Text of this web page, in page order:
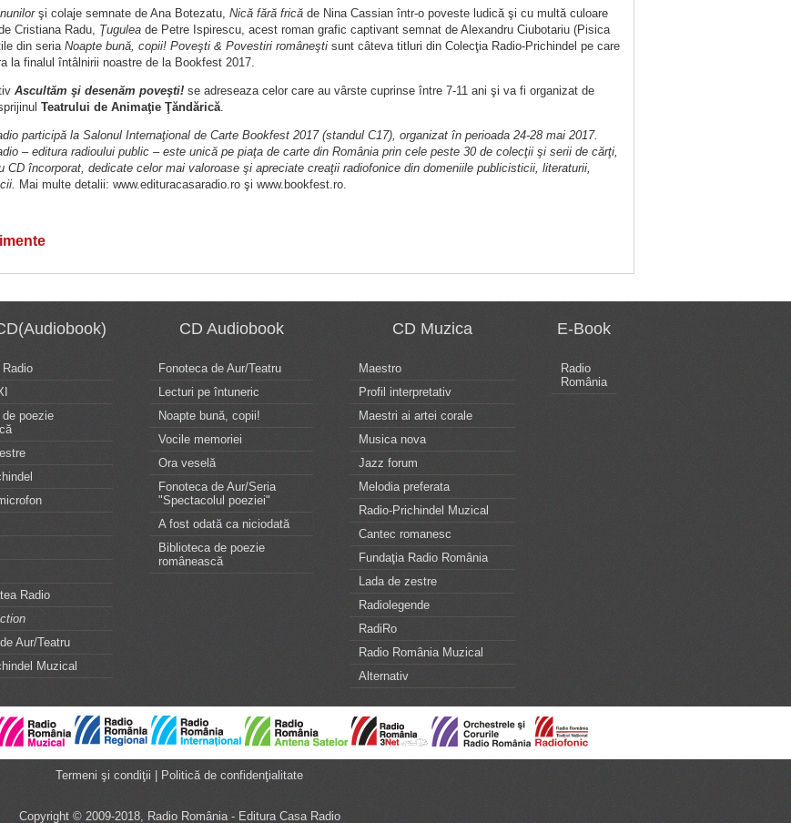
şi colaje semnate de Ana Botezatu, Nică fără frică de Nina Cassian într-o poveste ludică şi cu multă culoare
Cristiana Radu, Ţugulea de Petre Ispirescu, acest roman grafic captivant semnat de Alexandru Ciubotariu (Pisica
din seriaNoapte bună, copii! Poveşti & Povestiri româneşti sunt câteva titluri din Colecţia Radio-Prichindel pe care
la finalul întâlnirii noastre de la Bookfest 2017.
Ascultăm şi desenăm poveşti! se adreseaza celor care au vârste cuprinse între 7-11 ani şi va fi organizat de
Teatrului de Animaţie Ţăndărică.
participă la Salonul Internaţional de Carte Bookfest 2017 (standul C17), organizat în perioada 24-28 mai 2017.
– editura radioului public – este unică pe piaţa de carte din România prin cele peste 30 de colecţii şi serii de cărţi,
CD încorporat, dedicate celor mai valoroase şi apreciate creaţii radiofonice din domeniile publicisticii, literaturii,
Mai multe detalii: www.edituracasaradio.ro şi www.bookfest.ro.
poezie
Radio
Aur/Teatru
Muzical
CD Audiobook
Fonoteca de Aur/Teatru
Lecturi pe întuneric
Noapte bună, copii!
Vocile memoriei
Ora veselă
Fonoteca de Aur/Seria
"Spectacolul poeziei"
A fost odată ca niciodată
Biblioteca de poezie
românească
CD Muzica
Maestro
Profil interpretativ
Maestri ai artei corale
Musica nova
Jazz forum
Melodia preferata
Radio-Prichindel Muzical
Cantec romanesc
Fundaţia Radio România
Lada de zestre
Radiolegende
RadiRo
Radio România Muzical
Alternativ
E-Book
Radio
România
Termeni şi condiţii Politică de confidenţialitate
Copyright © 2009-2018, Radio România - Editura Casa Radio